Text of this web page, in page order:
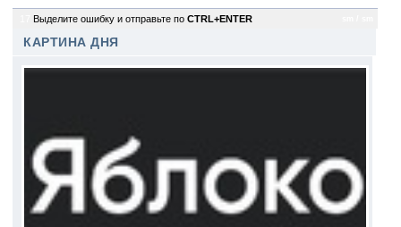
Выделите ошибку и отправьте по CTRL+ENTER
КАРТИНА ДНЯ